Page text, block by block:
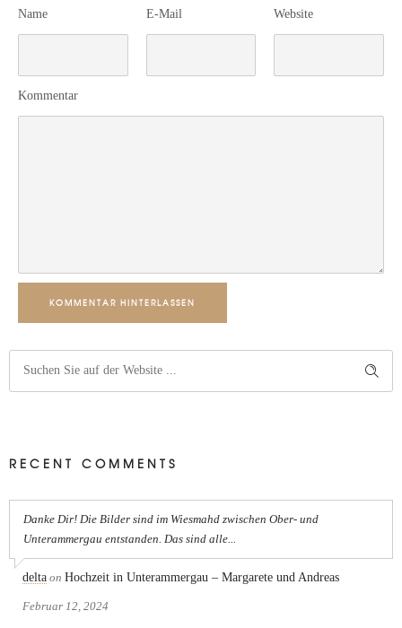
Name E-Mail Website
Kommentar
KOMMENTAR HINTERLASSEN
RECENT COMMENTS
Danke Dir! Die Bilder sind im Wiesmahd zwischen Ober- und
Unterammergau entstanden. Das sind alle...
delta on Hochzeit in Unterammergau – Margarete und Andreas
Februar 12, 2024